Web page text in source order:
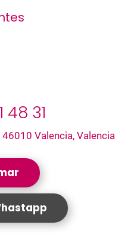
48 31
Valencia, Valencia